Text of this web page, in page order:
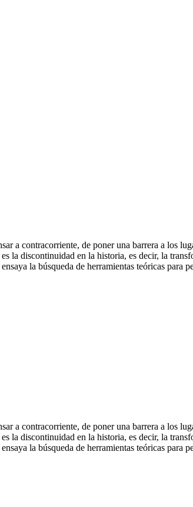
a contracorriente, de poner una barrera a los
la discontinuidad en la historia, es decir, la
la búsqueda de herramientas teóricas
a contracorriente, de poner una barrera a los
la discontinuidad en la historia, es decir, la
la búsqueda de herramientas teóricas